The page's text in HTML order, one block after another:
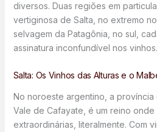
diversos. Duas regiões em
vertiginosa de Salta, no extremo
selvagem da Patagônia, no sul,
assinatura inconfundível nos vinhos.
Salta: Os Vinhos das Alturas e o
No noroeste argentino, a
Vale de Cafayate, é um reino
extraordinárias, literalmente. Com